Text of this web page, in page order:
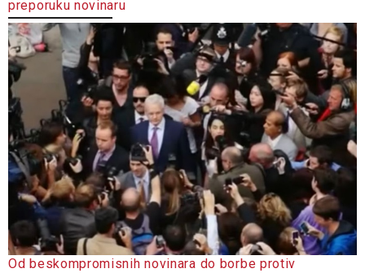
preporuku novinaru
Od beskompromisnih novinara do borbe protiv